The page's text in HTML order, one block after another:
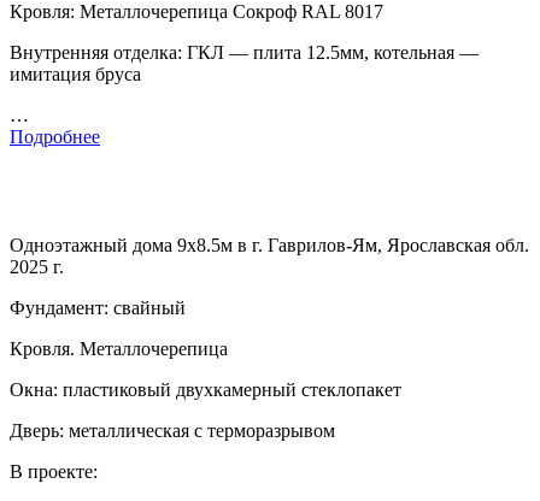
Кровля: Металлочерепица Сокроф RAL 8017
Внутренняя отделка: ГКЛ — плита 12.5мм, котельная —
имитация бруса
…
Подробнее
Одноэтажный дома 9х8.5м в г. Гаврилов-Ям, Ярославская обл.
2025 г.
Фундамент: свайный
Кровля. Металлочерепица
Окна: пластиковый двухкамерный стеклопакет
Дверь: металлическая с терморазрывом
В проекте: